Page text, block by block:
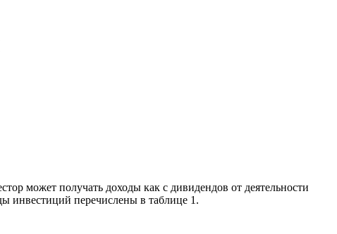
может получать доходы как с дивидендов от деятельности
инвестиций перечислены в таблице 1.